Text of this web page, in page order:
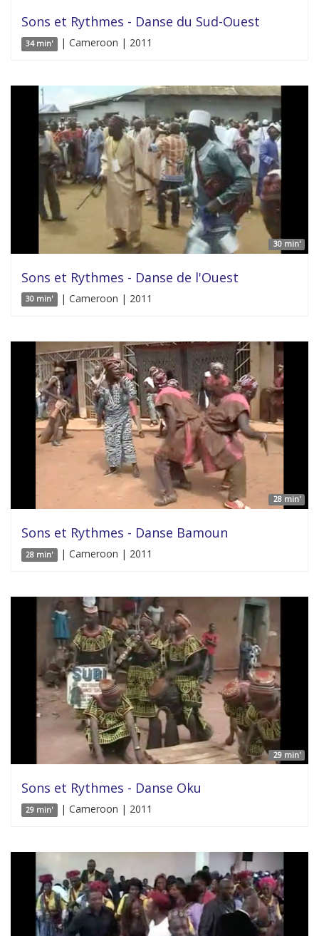
Sons et Rythmes - Danse du Sud-Ouest
34 min' | Cameroon | 2011
30 min'
Sons et Rythmes - Danse de l'Ouest
30 min' | Cameroon | 2011
28 min'
Sons et Rythmes - Danse Bamoun
28 min' | Cameroon | 2011
29 min'
Sons et Rythmes - Danse Oku
29 min' | Cameroon | 2011